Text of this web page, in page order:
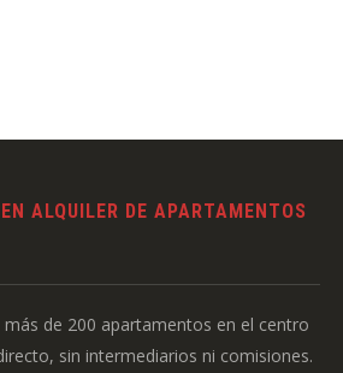
ALQUILER DE APARTAMENTOS
de 200 apartamentos en el centro
sin intermediarios ni comisiones.